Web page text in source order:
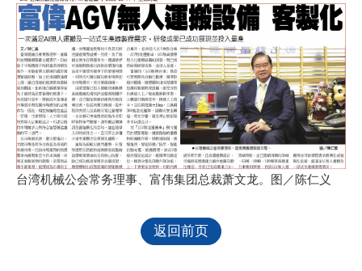
台湾机械公会常务理事、富伟集团总裁萧文龙。图／陈仁义
返回前页